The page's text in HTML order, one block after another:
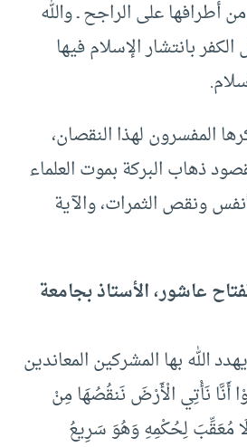
على الراجح ـ والله
بانتشار الإسلام فيها
المفسرون لهذا النقصان،
ذهاب البركة بموت العلماء
ونقص الثمرات، والآية
عاشور، الأستاذ بجامعة
يهدد الله بها المشركين المعاندين
أَنَّا نَأْتِي الْأَرْضَ نَنقُصُهَا مِنْ
مُعَقِّبَ لِحُكْمِهِ وَهُوَ سَرِيعُ